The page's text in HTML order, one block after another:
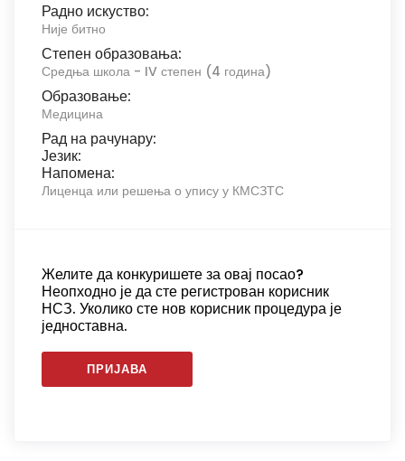
Радно искуство:
Није битно
Степен образовања:
Средња школа - IV степен (4 година)
Образовање:
Медицина
Рад на рачунару:
Језик:
Напомена:
Лиценца или решења о упису у КМСЗТС
Желите да конкуришете за овај посао?
Неопходно је да сте регистрован корисник
НСЗ. Уколико сте нов корисник процедура је
једноставна.
ПРИЈАВА